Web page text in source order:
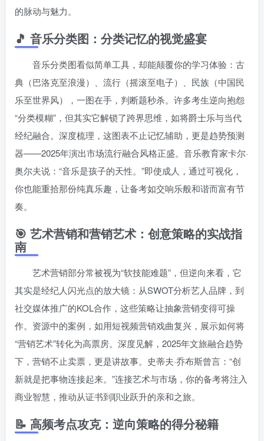
的脉动与魅力。
🎵 音乐分类图：分类记忆的视觉盛宴
音乐分类图看似简单工具，却能颠覆你的学习体验：古
典（巴洛克至浪漫）、流行（摇滚至电子）、民族（中国民
乐至世界风），一图在手，判断题秒杀。许多考生逆向抱怨
“分类模糊”，但其实它解锁了跨界思维，如将爵士乐与当代
经纪融合。深度梳理，这图表不止记忆辅助，更是趋势预测
器——2025年演出市场流行融合风格正盛。音乐教育家卡尔·
奥尔夫说：“音乐是孩子的天性。”即使成人，通过可视化，
你也能重拾那份纯真乐趣，让备考如交响乐般和谐而富有节
奏。
🎯 艺术营销和营销艺术：创意策略的实战指
南
艺术营销部分常被视为“软技能难题”，但逆向来看，它
其实是经纪人闪光点的放大镜：从SWOT分析艺人品牌，到
社交媒体推广的KOL合作，这些策略让抽象营销变得可操
作。资源中的案例，如用短视频营销戏曲复兴，展示如何将
“营销艺术”转化为高票房。深度见解，2025年文旅融合趋势
下，营销不止卖票，更是讲故事。史蒂夫·乔布斯曾言：“创
新就是把事物连接起来。”连接艺术与市场，你的备考将注入
商业智慧，推动从证书到职业跃升的亲和之旅。
📝 高频考点攻克：逆向策略的得分秘籍